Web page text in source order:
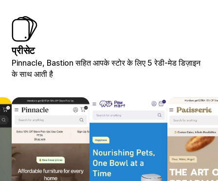
प्रीसेट
Pinnacle, Bastion सहित आपके स्टोर के लिए 5 रेडी-मेड डिज़ाइन
के साथ आती है